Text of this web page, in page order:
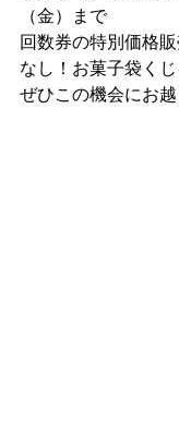
（金）まで
回数券の特別価格
なし！お菓子袋くじ
ぜひこの機会にお越